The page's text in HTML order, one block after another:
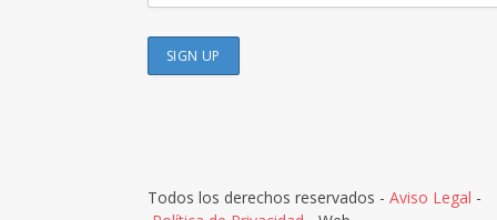
Todos los derechos reservados - Aviso Legal -